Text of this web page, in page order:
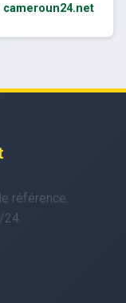
cameroun24.net
référence.